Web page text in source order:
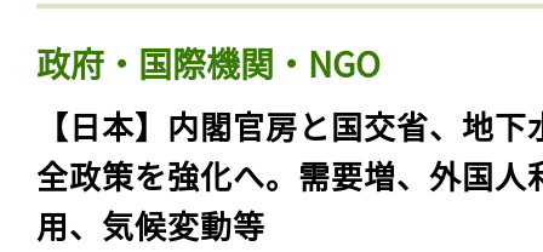
政府・国際機関・NGO
【日本】内閣官房と国交省、地下
全政策を強化へ。需要増、外国人
用、気候変動等